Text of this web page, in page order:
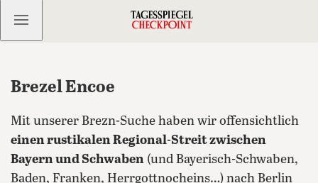
Kostenlos anmelden
Brezel Encoe
Mit unserer Brezn-Suche haben wir offensichtlich
einen rustikalen Regional-Streit zwischen
Bayern und Schwaben (und Bayerisch-Schwaben,
Baden, Franken, Herrgottnocheins…) nach Berlin